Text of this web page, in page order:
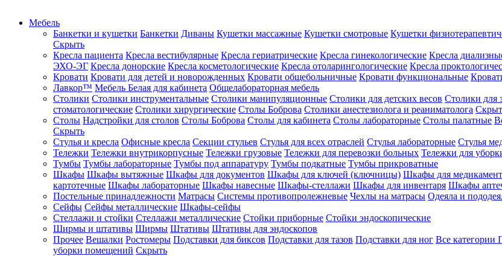
Мебель
Банкетки и кушетки Банкетки Диваны Кушетки массажные Кушетки смотровые Кушетки
Скрыть
Кресла пациента Кресла вестибулярные Кресла гериатрические Кресла гинекологические Кресла
ЭХО-ЭГ Кресла донорские Кресла косметологические Кресла отоларингологические Кресла
Кровати Кровати для детей и новорожденных Кровати общебольничные Кровати функциональные
Лавкор™ Мебель Белая для кабинета Общелабораторная мебель
Столики Столики инструментальные Столики манипуляционные Столики для детских весов Столики для
стоматологические Столики хирургические Столы Боброва Столики анестезиолога и реаниматолога
Столы Надстройки для столов Столы Боброва Столы для кабинета Столы лабораторные Столы палатные
Скрыть
Стулья и кресла Офисные кресла Секции стульев Стулья для всех отраслей Стулья лабораторные Стулья
Тележки Тележки внутрикорпусные Тележки грузовые Тележки для перевозки больных Тележки для
Тумбы Тумбы лабораторные Тумбы под аппаратуру Тумбы подкатные Тумбы прикроватные
Шкафы Шкафы вытяжные Шкафы для документов Шкафы для ключей (ключницы) Шкафы для
картотечные Шкафы лабораторные Шкафы навесные Шкафы-стеллажи Шкафы для инвентаря Шкафы
Постельные принадлежности Матрасы Системы противопролежневые Чехлы на матрасы Одеяла и
Сейфы Сейфы металлические Шкафы-сейфы
Стеллажи и стойки Стеллажи металлические Стойки приборные Стойки эндоскопические
Ширмы и штативы Ширмы Штативы Штативы для эндоскопов
Прочее Вешалки Ростомеры Подставки для биксов Подставки для тазов Подставки для ног Все категории
уборки помещений Скрыть